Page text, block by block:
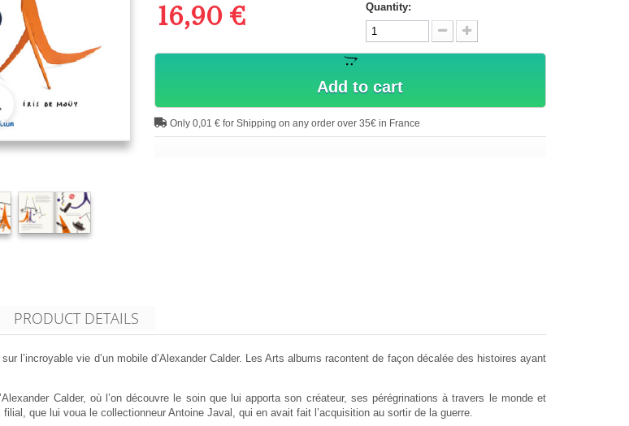
16,90 € Quantity:
Add to cart
Only 0,01 € for Shipping on any order over 35€ in France
PRODUCT DETAILS
l’incroyable vie d’un mobile d’Alexander Calder. Les Arts albums racontent de façon décalée des histoires ayant
Calder, où l’on découvre le soin que lui apporta son créateur, ses pérégrinations à travers le monde et
filial, que lui voua le collectionneur Antoine Javal, qui en avait fait l’acquisition au sortir de la guerre.